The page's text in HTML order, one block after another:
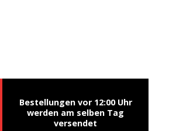
Bestellungen vor 12:00 Uhr
werden am selben Tag
versendet